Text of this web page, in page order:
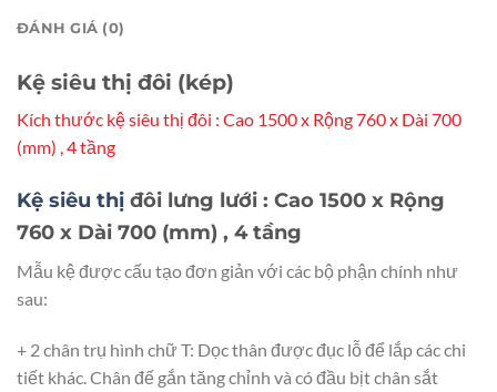
ĐÁNH GIÁ (0)
Kệ siêu thị đôi (kép)
Kích thước kệ siêu thị đôi : Cao 1500 x Rộng 760 x Dài 700
(mm) , 4 tầng
Kệ siêu thị đôi lưng lưới : Cao 1500 x Rộng
760 x Dài 700 (mm) , 4 tầng
Mẫu kệ được cấu tạo đơn giản với các bộ phận chính như
sau:
+ 2 chân trụ hình chữ T: Dọc thân được đục lỗ để lắp các chi
tiết khác. Chân đế gắn tăng chỉnh và có đầu bịt chân sắt